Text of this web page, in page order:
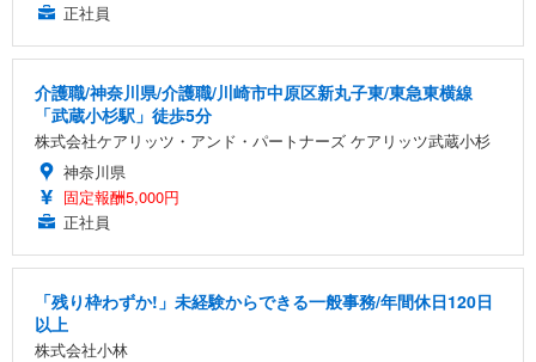
￥27,999
Sezlife オフィスチェア デスクチェア 疲れない テレ
ワーク チェア 強化バックレスト 30度ロッキング機
レスト 3Dヘッドレスト ハンガー付き 高反発クッシ
￥7,680
Sezlife オフィスチェア デスクチェア 疲れない テレ
ワーク チェア 強化バックレスト 30度ロッキング機
能 人間工学 椅子 腰サポート 90度跳ね上げ式アーム
￥109,572
【純正品】27"ゲーミングモニター DualSense 充電
￥49,979
【整備済み品】Dell E2724HS 27インチ 液晶モニタ
ー フルHD（1920×1080）VA 非光沢 HDMI/DisplayP
ort/VGA スピーカー内蔵 高さ調整 スイベル VESA対
￥3,234
ネオ・ルーライフ ネオ・オムツ L 中型犬用 26枚入
￥1,800
Smart Basic(スマートベーシック) 【Amazon.co.jp
限定】 Smart Basic アイリスオーヤマ ペットシーツ
超厚型 お徳用 ワイド 100枚入 (x 1) (ケース販売)
正社員
介護職/神奈川県/介護職/川崎市中原区新丸子東/東急東横線
「武蔵小杉駅」徒歩5分
株式会社ケアリッツ・アンド・パートナーズ ケアリッツ武蔵小杉
神奈川県
固定報酬5,000円
正社員
「残り枠わずか!」未経験からできる一般事務/年間休日120日
以上
株式会社小林